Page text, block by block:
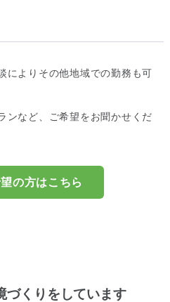
によりその他地域での勤務も可
ンなど、ご希望をお聞かせくだ
の方はこちら
づくりをしています